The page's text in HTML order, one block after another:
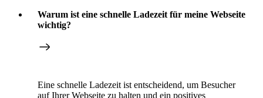
Warum ist eine schnelle Ladezeit für meine Webseite
wichtig?
Eine schnelle Ladezeit ist entscheidend, um Besucher
auf Ihrer Webseite zu halten und ein positives